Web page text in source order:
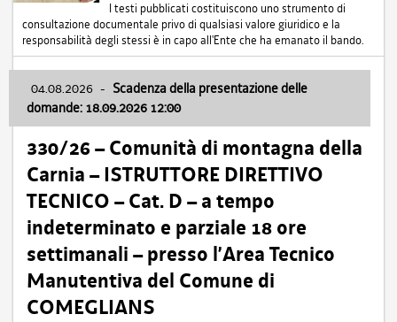
I testi pubblicati costituiscono uno strumento di
consultazione documentale privo di qualsiasi valore giuridico e la
responsabilità degli stessi è in capo all'Ente che ha emanato il bando.
04.08.2026 - Scadenza della presentazione delle
domande: 18.09.2026 12:00
330/26 – Comunità di montagna della
Carnia – ISTRUTTORE DIRETTIVO
TECNICO – Cat. D – a tempo
indeterminato e parziale 18 ore
settimanali – presso l’Area Tecnico
Manutentiva del Comune di
COMEGLIANS